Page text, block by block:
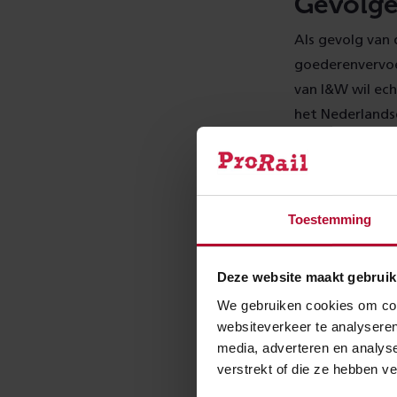
Toestemming
Deze website maakt
We gebruiken cookies om
websiteverkeer te
media, adverteren en
verstrekt of die ze hebben
Als gevolg van
van I&W wil
het
jaar
per jaar
om de
modaliteit, te
onderdeel uit